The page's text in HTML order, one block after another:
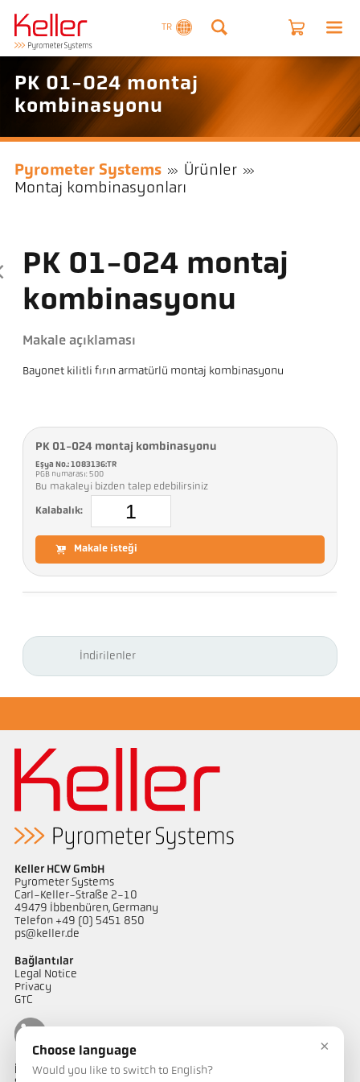
TR
PK 01-024 montaj
kombinasyonu
Pyrometer Systems
Ürünler
Montaj kombinasyonları
PK 01-024 montaj
kombinasyonu
Makale açıklaması
Bayonet kilitli fırın armatürlü montaj kombinasyonu
PK 01-024 montaj kombinasyonu
Eşya No.: 1083136:TR
PGB numarası: 500
Bu makaleyi bizden talep edebilirsiniz
Kalabalık:
Makale isteği
İndirilenler
Keller HCW GmbH
Pyrometer Systems
Carl-Keller-Straße 2-10
49479 Ibbenbüren, Germany
Telefon +49 (0) 5451 850
ps@keller.de
Bağlantılar
Legal Notice
Privacy
GTC
İletişim
×
Choose language
Would you like to switch to English?